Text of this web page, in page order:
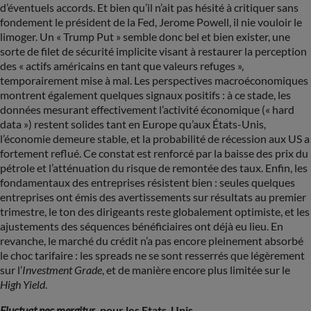
d’éventuels accords. Et bien qu’il n’ait pas hésité à critiquer sans
fondement le président de la Fed, Jerome Powell, il nie vouloir le
limoger. Un « Trump Put » semble donc bel et bien exister, une
sorte de filet de sécurité implicite visant à restaurer la perception
des « actifs américains en tant que valeurs refuges »,
temporairement mise à mal. Les perspectives macroéconomiques
montrent également quelques signaux positifs : à ce stade, les
données mesurant effectivement l’activité économique (« hard
data ») restent solides tant en Europe qu’aux États-Unis,
l’économie demeure stable, et la probabilité de récession aux US a
fortement reflué. Ce constat est renforcé par la baisse des prix du
pétrole et l’atténuation du risque de remontée des taux. Enfin, les
fondamentaux des entreprises résistent bien : seules quelques
entreprises ont émis des avertissements sur résultats au premier
trimestre, le ton des dirigeants reste globalement optimiste, et les
ajustements des séquences bénéficiaires ont déjà eu lieu. En
revanche, le marché du crédit n’a pas encore pleinement absorbé
le choc tarifaire : les spreads ne se sont resserrés que légèrement
sur l’Investment Grade, et de manière encore plus limitée sur le
High Yield.